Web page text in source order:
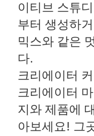
이티브 스튜
부터 생성하
믹스와 같은
다.
크리에이터
크리에이터
지와 제품에
아보세요! 그